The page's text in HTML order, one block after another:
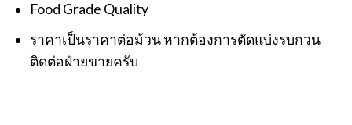
Food Grade Quality
ราคาเป็นราคาต่อม้วน หากต้องการตัดแบ่งรบกวน
ติดต่อฝ่ายขายครับ